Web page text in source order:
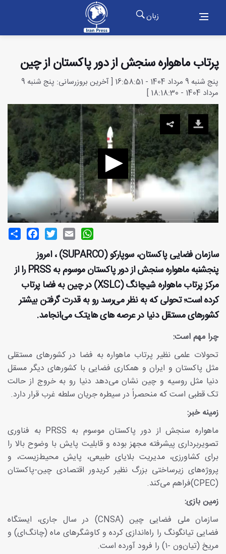
زبان
پرتاب ماهواره سنجش از دور پاکستان از چین
پنج شنبه 9 مرداد 1404 - 16:58:51 [ آخرین بروزرسانی: پنج شنبه 9
مرداد 1404 - 18:18:30 ]
Share
FacebookTwitterEmail
WhatsApp
سازمان فضایی پاکستان، سوپارکو (SUPARCO) ، امروز
پنجشنبه ماهواره سنجش از دور پاکستان موسوم به PRSS را از
مرکز پرتاب ماهواره شیچانگ (XSLC) در چین به فضا پرتاب
کرده است؛ تحولی که به نظر می‌رسد رو به قدرت گرفتن بیشتر
کشورهای مستقل دنیا در عرصه های هایتک می‌انجامد.
چرا مهم است:
تحولات علمی نظیر پرتاب ماهواره به فضا در کشورهای مستقلی
مثل پاکستان و ایران و همکاری فضایی با کشورهای دیگر مسقل
دنیا مثل روسیه و چین نشان می‌دهد دنیا رو به خروج از حالت
تک قطبی است که منحصراً در سیطره جریان سلطه غرب قرار دارد.
زمینه خبر:
ماهواره سنجش از دور پاکستان موسوم به PRSS به فناوری
تصویربرداری پیشرفته مجهز بوده و قابلیت پایش با وضوح بالا را
برای کشاورزی، مدیریت بلایای طبیعی، پایش محیط‌زیست، و
پروژه‌های زیرساختی بزرگ نظیر کریدور اقتصادی چین-پاکستان
(CPEC)فراهم می‌کند.
زمین بازی:
سازمان ملی فضایی چین (CNSA) در سال جاری، ایستگاه
فضایی تیانگونگ را راه‌اندازی کرده و کاوشگرهای ماه (چانگ‌ای) و
مریخ (تیان‌ون -۱) را فرود آورده است.